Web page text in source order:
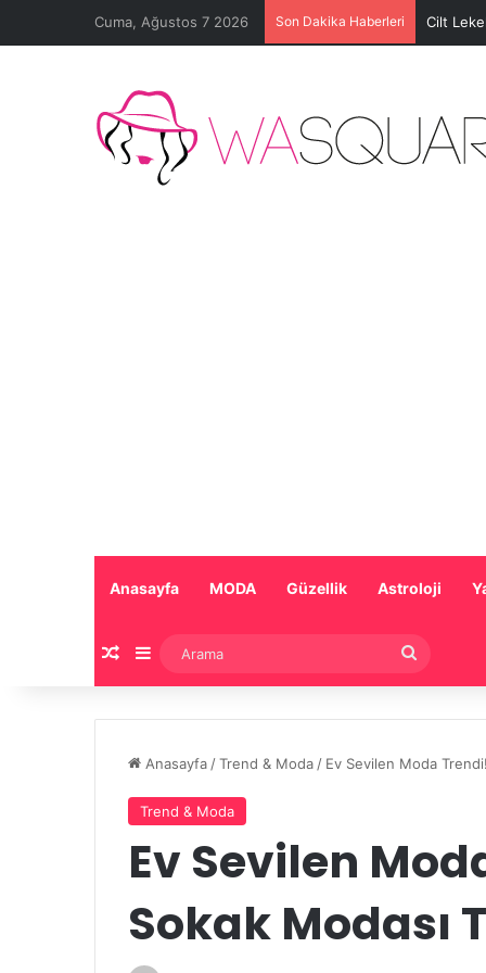
Cuma, Ağustos 7 2026 Son Dakika Haberleri Cilt
Anasayfa MODA Güzellik Astroloji
Rastgele Makale
Kenar Bölmesi
Anasayfa /Trend & Moda / Ev Sevilen Moda
Trend & Moda
Ev Sevilen
Sokak Modası